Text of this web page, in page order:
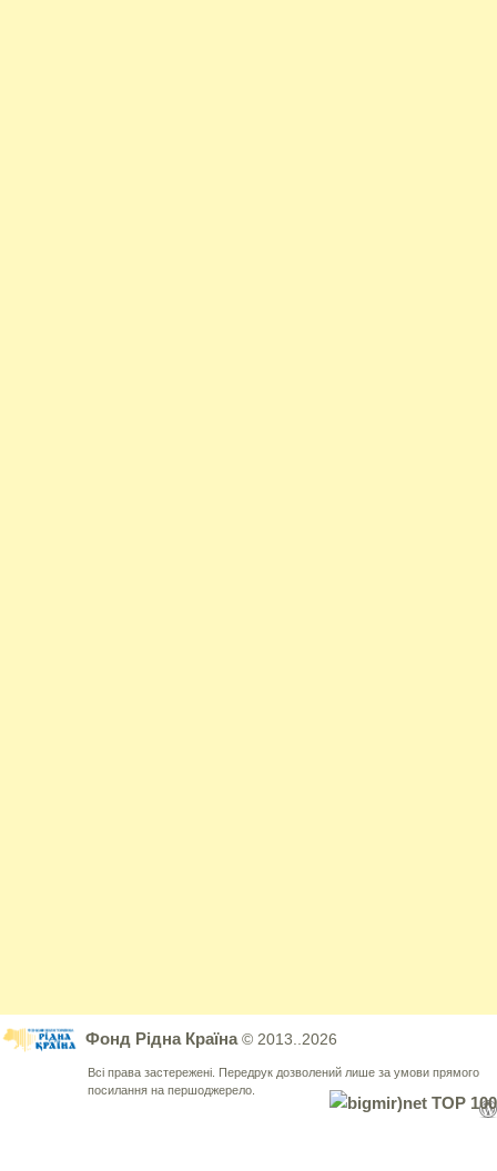
Фонд Рідна Країна© 2013..2026
Всі права застережені. Передрук дозволений лише за умови прямого
посилання на першоджерело.